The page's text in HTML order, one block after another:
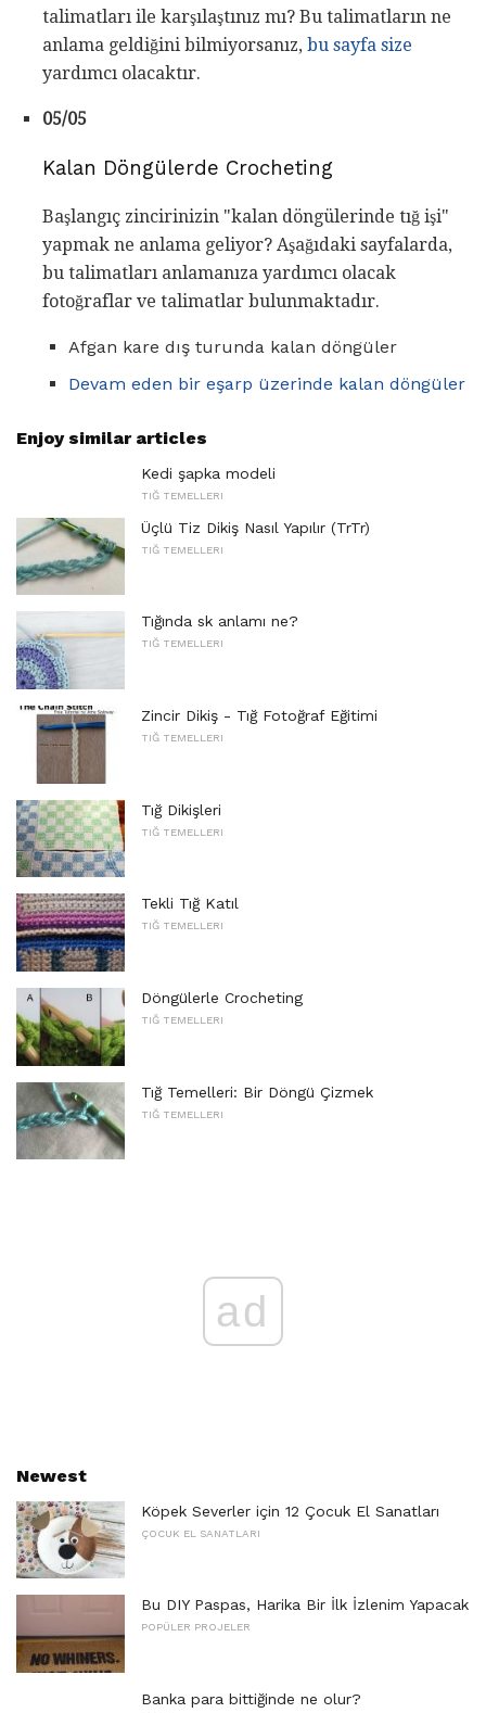
talimatları ile karşılaştınız mı? Bu talimatların ne
anlama geldiğini bilmiyorsanız, bu sayfa size
yardımcı olacaktır.
05/05
Kalan Döngülerde Crocheting
Başlangıç ​​zincirinizin "kalan döngülerinde tığ işi"
yapmak ne anlama geliyor? Aşağıdaki sayfalarda,
bu talimatları anlamanıza yardımcı olacak
fotoğraflar ve talimatlar bulunmaktadır.
Afgan kare dış turunda kalan döngüler
Devam eden bir eşarp üzerinde kalan döngüler
Enjoy similar articles
Kedi şapka modeli
TIĞ TEMELLERI
Üçlü Tiz Dikiş Nasıl Yapılır (TrTr)
TIĞ TEMELLERI
Tığında sk anlamı ne?
TIĞ TEMELLERI
Zincir Dikiş - Tığ Fotoğraf Eğitimi
TIĞ TEMELLERI
Tığ Dikişleri
TIĞ TEMELLERI
Tekli Tığ Katıl
TIĞ TEMELLERI
Döngülerle Crocheting
TIĞ TEMELLERI
Tığ Temelleri: Bir Döngü Çizmek
TIĞ TEMELLERI
ad
Newest
Köpek Severler için 12 Çocuk El Sanatları
ÇOCUK EL SANATLARI
Bu DIY Paspas, Harika Bir İlk İzlenim Yapacak
POPÜLER PROJELER
Banka para bittiğinde ne olur?